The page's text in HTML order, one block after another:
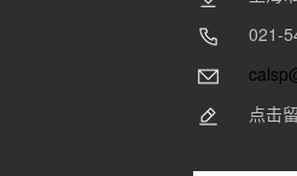
021-
点击